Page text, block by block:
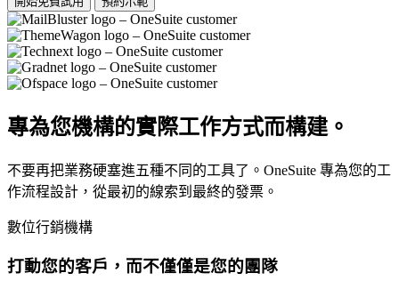
專為您機構的實際工作方式而構建。
不要再把業務硬塞進五種不同的工具了。OneSuite 專為您的工
作流程設計，從最初的線索到最終的發票。
數位行銷機構
打動您的客戶，而不僅僅是您的團隊